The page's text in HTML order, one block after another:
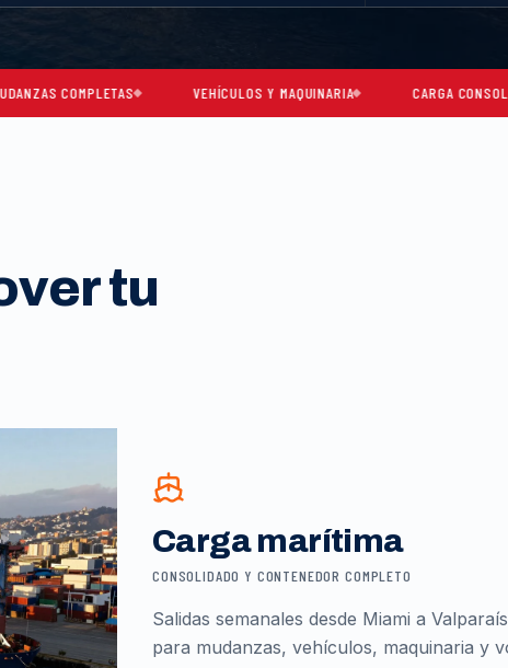
VEHÍCULOS Y MAQUINARIA CARGA CONSOLIDADA
tu
Carga marítima
CONSOLIDADO Y CONTENEDOR COMPLETO
Salidas semanales desde Miami a
para mudanzas, vehículos, maquinaria y